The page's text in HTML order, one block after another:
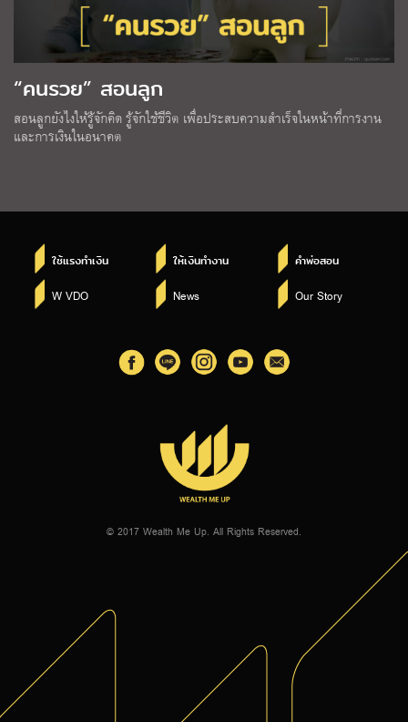
“คนรวย” สอนลูก
สอนลูกยังไงให้รู้จักคิด รู้จักใช้ชีวิต เพื่อประสบความสำเร็จในหน้าที่การงาน
และการเงินในอนาคต
ใช้แรงทำเงิน ให้เงินทำงาน คำพ่อสอน
W VDO News Our Story
© 2017 Wealth Me Up. All Rights Reserved.